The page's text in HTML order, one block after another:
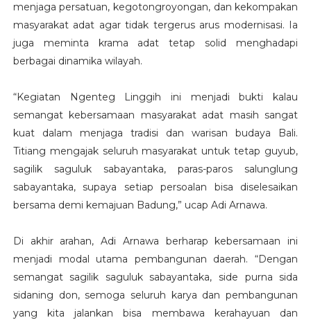
menjaga persatuan, kegotongroyongan, dan kekompakan
masyarakat adat agar tidak tergerus arus modernisasi. Ia
juga meminta krama adat tetap solid menghadapi
berbagai dinamika wilayah.
“Kegiatan Ngenteg Linggih ini menjadi bukti kalau
semangat kebersamaan masyarakat adat masih sangat
kuat dalam menjaga tradisi dan warisan budaya Bali.
Titiang mengajak seluruh masyarakat untuk tetap guyub,
sagilik saguluk sabayantaka, paras-paros salunglung
sabayantaka, supaya setiap persoalan bisa diselesaikan
bersama demi kemajuan Badung,” ucap Adi Arnawa.
Di akhir arahan, Adi Arnawa berharap kebersamaan ini
menjadi modal utama pembangunan daerah. “Dengan
semangat sagilik saguluk sabayantaka, side purna sida
sidaning don, semoga seluruh karya dan pembangunan
yang kita jalankan bisa membawa kerahayuan dan